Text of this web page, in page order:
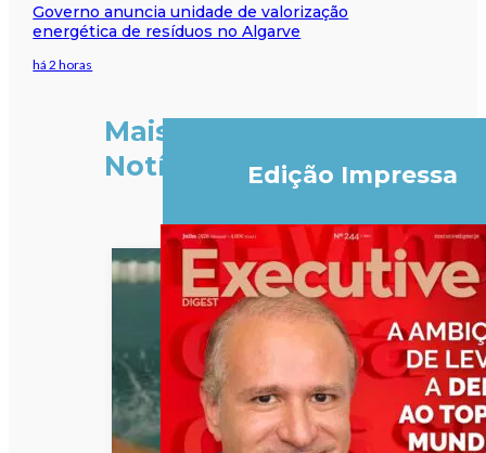
Governo anuncia unidade de valorização
energética de resíduos no Algarve
há 2 horas
Mais
Notícias
Edição Impressa